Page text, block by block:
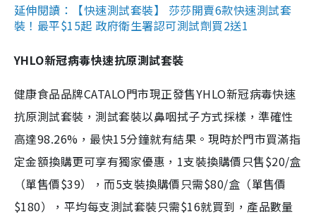
延伸閱讀：【快速測試套裝】 莎莎開賣6款快速測試套
裝！最平$15起 政府衛生署認可測試劑買2送1
YHLO新冠病毒快速抗原測試套裝
健康食品品牌CATALO門市現正發售YHLO新冠病毒快速
抗原測試套裝，測試套裝以鼻咽拭子方式採樣，準確性
高達98.26%，最快15分鐘就有結果。現時於門市買滿指
定金額換購更可享有獨家優惠，1支裝換購價只售$20/盒
（單售價$39），而5支裝換購價只需$80/盒（單售價
$180），平均每支測試套裝只需$16就買到，產品數量